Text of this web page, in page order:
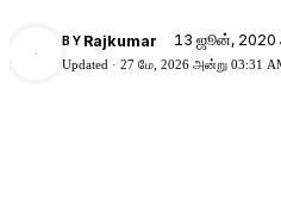
BY Rajkumar 13 ஜூன், 2020
Updated · 27 மே, 2026 அன்று 03:31